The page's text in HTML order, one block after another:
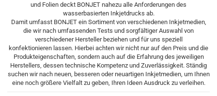
und Folien deckt BONJET nahezu alle Anforderungen des
wasserbasierten Inkjetdrucks ab.
Damit umfasst BONJET ein Sortiment von verschiedenen Inkjetmedien,
die wir nach umfassenden Tests und sorgfältiger Auswahl von
verschiedener Hersteller beziehen und für uns speziell
konfektionieren lassen. Hierbei achten wir nicht nur auf den Preis und die
Produkteigenschaften, sondern auch auf die Erfahrung des jeweiligen
Herstellers, dessen technische Kompetenz und Zuverlässigkeit. Ständig
suchen wir nach neuen, besseren oder neuartigen Inkjetmedien, um Ihnen
eine noch größere Vielfalt zu geben, Ihren Ideen Ausdruck zu verleihen.